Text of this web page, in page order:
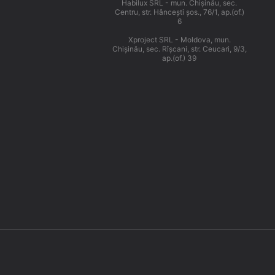
Habilux SRL - mun. Chişinău, sec.
Centru, str. Hânceşti şos., 76/1, ap.(of.)
6
Xproject SRL - Moldova, mun.
Chişinău, sec. Rîşcani, str. Ceucari, 9/3,
ap.(of.) 39